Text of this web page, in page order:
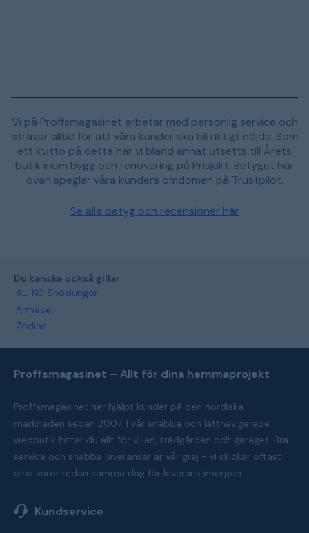
Vi på Proffsmagasinet arbetar med personlig service och
strävar alltid för att våra kunder ska bli riktigt nöjda. Som
ett kvitto på detta har vi bland annat utsetts till Årets
butik inom bygg och renovering på Prisjakt. Betyget här
ovan speglar våra kunders omdömen på Trustpilot.
Se alla betyg och recensioner här
Du kanske också gillar
AL-KO Snöslungor
Armacell
Zodiac
Proffsmagasinet – Allt för dina hemmaprojekt
Proffsmagasinet har hjälpt kunder på den nordiska
marknaden sedan 2007. I vår snabba och lättnavigerade
webbutik hittar du allt för villan, trädgården och garaget. Bra
service och snabba leveranser är vår grej - vi skickar oftast
dina varor redan samma dag för leverans imorgon.
Kundservice